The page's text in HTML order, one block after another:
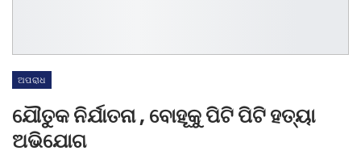
ଅପରାଧ
ଯୌତୁକ ନିର୍ଯାତନା , ବୋହୂକୁ ପିଟି ପିଟି ହତ୍ୟା
ଅଭିଯୋଗ